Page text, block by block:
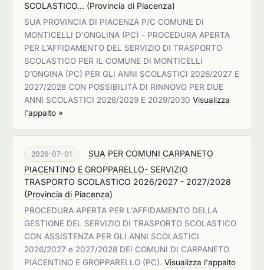
SCOLASTICO... (Provincia di Piacenza)
SUA PROVINCIA DI PIACENZA P/C COMUNE DI
MONTICELLI D'ONGLINA (PC) - PROCEDURA APERTA
PER L’AFFIDAMENTO DEL SERVIZIO DI TRASPORTO
SCOLASTICO PER IL COMUNE DI MONTICELLI
D’ONGINA (PC) PER GLI ANNI SCOLASTICI 2026/2027 E
2027/2028 CON POSSIBILITÀ DI RINNOVO PER DUE
ANNI SCOLASTICI 2028/2029 E 2029/2030 Visualizza
l'appalto »
2026-07-01
SUA PER COMUNI CARPANETO
PIACENTINO E GROPPARELLO- SERVIZIO
TRASPORTO SCOLASTICO 2026/2027 - 2027/2028
(Provincia di Piacenza)
PROCEDURA APERTA PER L'AFFIDAMENTO DELLA
GESTIONE DEL SERVIZIO DI TRASPORTO SCOLASTICO
CON ASSISTENZA PER GLI ANNI SCOLASTICI
2026/2027 e 2027/2028 DEI COMUNI DI CARPANETO
PIACENTINO E GROPPARELLO (PC). Visualizza l'appalto